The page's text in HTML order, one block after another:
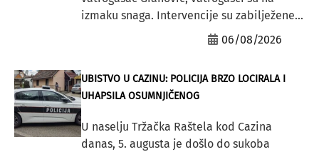
izmaku snaga. Intervencije su zabilježene...
06/08/2026
UBISTVO U CAZINU: POLICIJA BRZO LOCIRALA I
UHAPSILA OSUMNJIČENOG
U naselju Tržačka Raštela kod Cazina
danas, 5. augusta je došlo do sukoba